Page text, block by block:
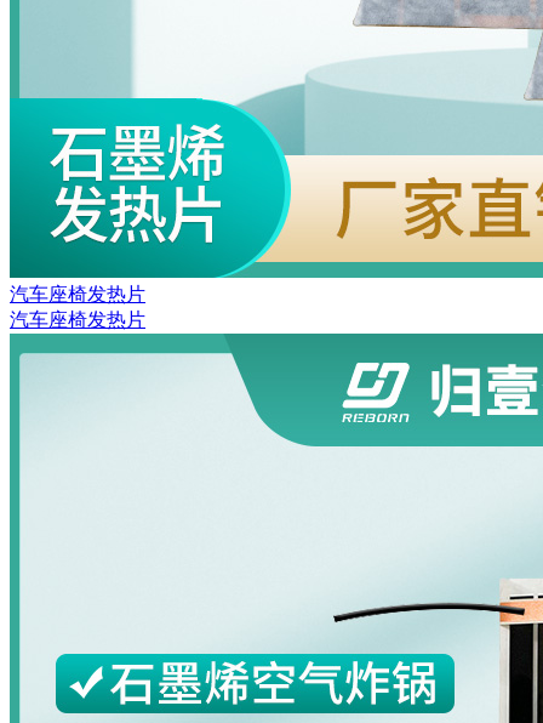
汽车座椅发热片
汽车座椅发热片